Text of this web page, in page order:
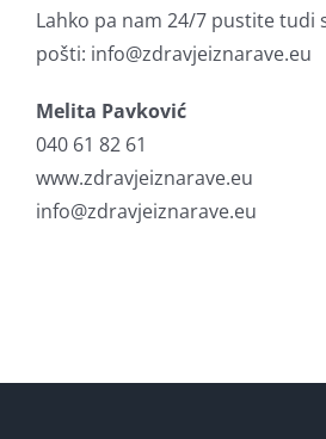
Lahko pa nam 24/7 pustite tudi
pošti: info@zdravjeiznarave.eu
Melita Pavković
040 61 82 61
www.zdravjeiznarave.eu
info@zdravjeiznarave.eu